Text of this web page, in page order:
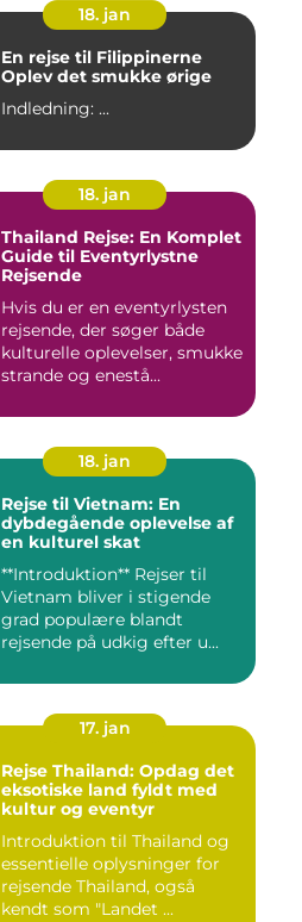
18. jan
En rejse til Filippinerne
Oplev det smukke ørige
Indledning: ...
18. jan
Thailand Rejse: En Komplet
Guide til Eventyrlystne
Rejsende
Hvis du er en eventyrlysten
rejsende, der søger både
kulturelle oplevelser, smukke
strande og enestå...
18. jan
Rejse til Vietnam: En
dybdegående oplevelse af
en kulturel skat
**Introduktion** Rejser til
Vietnam bliver i stigende
grad populære blandt
rejsende på udkig efter u...
17. jan
Rejse Thailand: Opdag det
eksotiske land fyldt med
kultur og eventyr
Introduktion til Thailand og
essentielle oplysninger for
rejsende Thailand, også
kendt som "Landet ...